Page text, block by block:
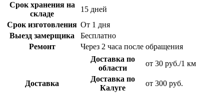
Срок хранения на
складе
15 дней
Срок изготовления От 1 дня
Выезд замерщика
Бесплатно
Ремонт
Через 2 часа после обращения
Доставка
Доставка по
области
от 30 руб./1 км
Доставка по
Калуге
от 300 руб.